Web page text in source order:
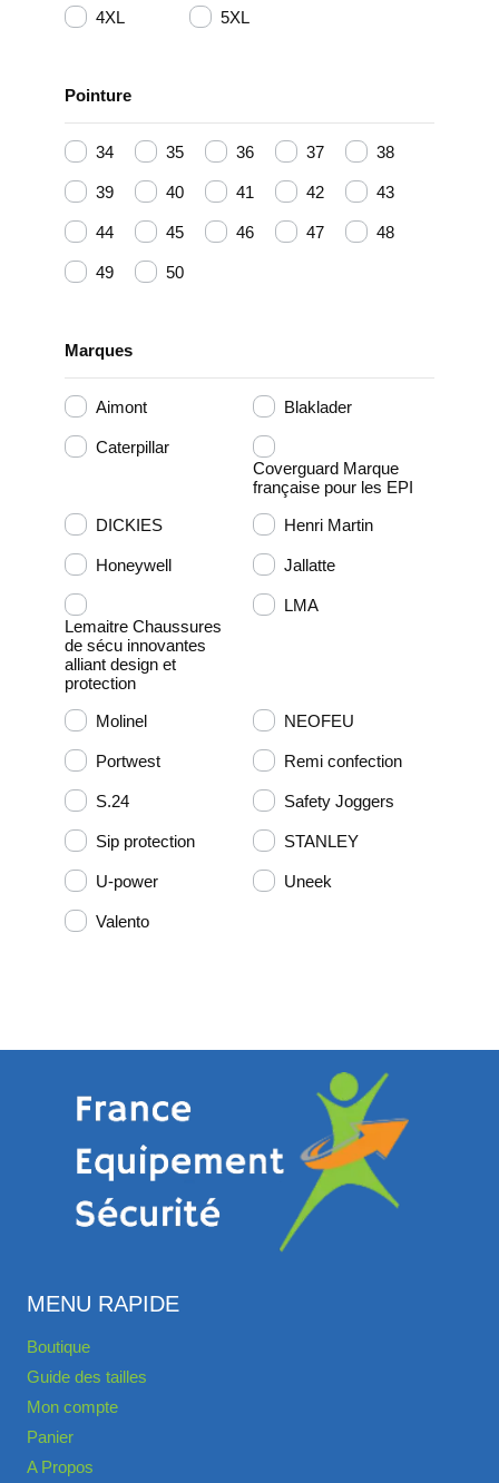
4XL 5XL
Pointure
34 35 36 37 38
39 40 41 42 43
44 45 46 47 48
49 50
Marques
Aimont Blaklader
Caterpillar
Coverguard Marque
française pour les EPI
DICKIES
Henri Martin
Honeywell Jallatte
Lemaitre Chaussures
de sécu innovantes
alliant design et
protection
LMA
Molinel NEOFEU
Portwest Remi confection
S.24 Safety Joggers
Sip protection STANLEY
U-power Uneek
Valento
MENU RAPIDE
Boutique
Guide des tailles
Mon compte
Panier
A Propos